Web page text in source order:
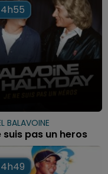
BALAVOINE
suis pas un heros